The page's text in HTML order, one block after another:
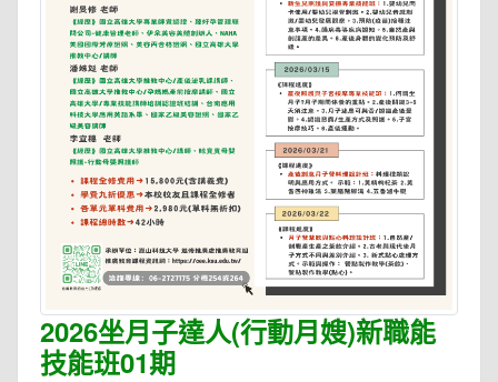
2026坐月子達人(行動月嫂)新職能
技能班01期